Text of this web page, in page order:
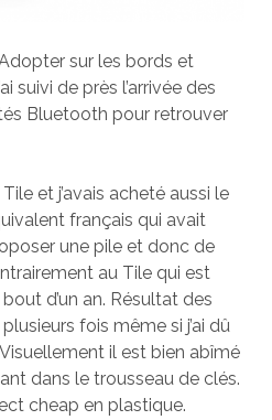
sur les bords et
suivi de près l’arrivée des
Bluetooth pour retrouver
Tile et j’avais acheté aussi le
français qui avait
une pile et donc de
au Tile qui est
d’un an. Résultat des
fois même si j’ai dû
il est bien abîmé
dans le trousseau de clés.
cheap en plastique.